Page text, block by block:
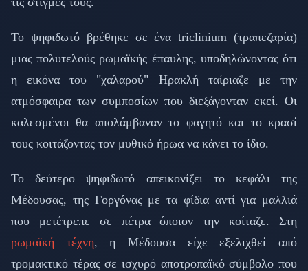
Το ψηφιδωτό βρέθηκε σε ένα triclinium (τραπεζαρία)
μιας πολυτελούς ρωμαϊκής έπαυλης, υποδηλώνοντας ότι
η εικόνα του "χαλαρού" Ηρακλή ταίριαζε με την
ατμόσφαιρα των συμποσίων που διεξάγονταν εκεί. Οι
καλεσμένοι θα απολάμβαναν το φαγητό και το κρασί
τους κοιτάζοντας τον μυθικό ήρωα να κάνει το ίδιο.
Το δεύτερο ψηφιδωτό απεικονίζει το κεφάλι της
Μέδουσας, της Γοργόνας με τα φίδια αντί για μαλλιά
που μετέτρεπε σε πέτρα όποιον την κοίταζε. Στη
ρωμαϊκή τέχνη, η Μέδουσα είχε εξελιχθεί από
τρομακτικό τέρας σε ισχυρό αποτροπαϊκό σύμβολο που